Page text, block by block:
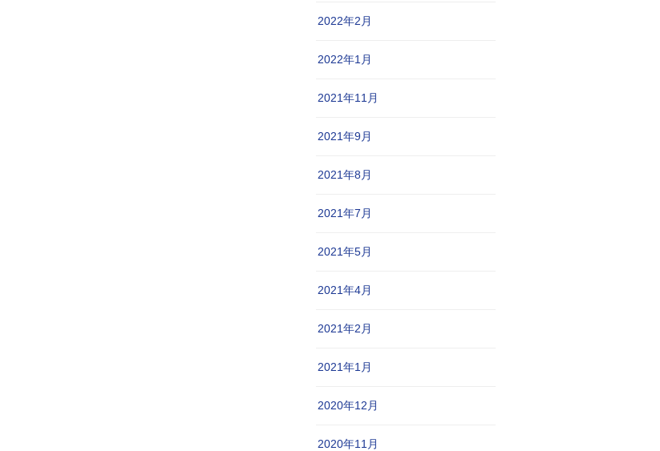
2022年2月
2022年1月
2021年11月
2021年9月
2021年8月
2021年7月
2021年5月
2021年4月
2021年2月
2021年1月
2020年12月
2020年11月